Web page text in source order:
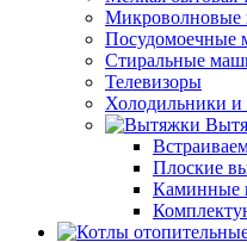
Микроволновые
Посудомоечные
Стиральные
Телевизоры
Холодильники и
Плоские
Каминные